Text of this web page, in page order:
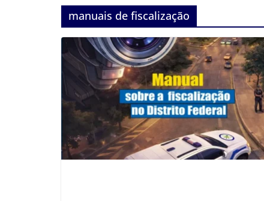
manuais de fiscalização